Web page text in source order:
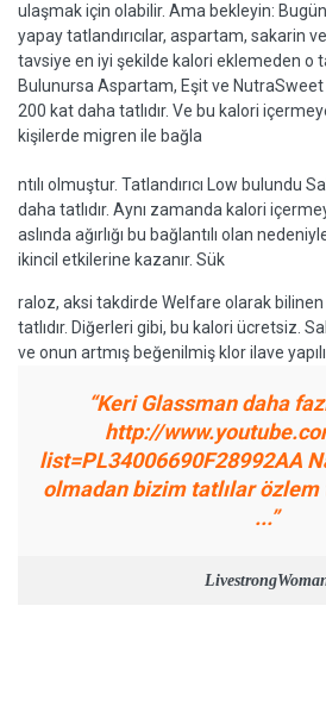
ulaşmak için olabilir. Ama bekleyin:
yapay tatlandırıcılar, aspartam, sakarin
tavsiye en iyi şekilde kalori eklemeden o
Bulunursa Aspartam, Eşit ve
200 kat daha tatlıdır. Ve bu kalori
kişilerde migren ile bağla
ntılı olmuştur. Tatlandırıcı Low bulundu
daha tatlıdır. Aynı zamanda kalori
aslında ağırlığı bu bağlantılı olan
ikincil etkilerine kazanır. Sük
raloz, aksi takdirde Welfare olarak
tatlıdır. Diğerleri gibi, bu kalori ücretsiz.
ve onun artmış beğenilmiş klor ilave
“Keri Glassman daha
http://
list=PL34006690F28992AA
olmadan bizim tatlılar
...”